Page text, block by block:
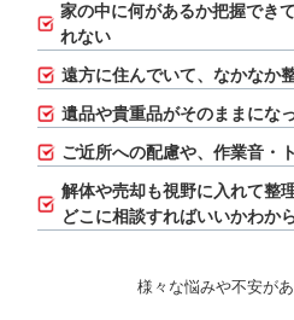
家の中に何があるか把握できて
れない
遠方に住んでいて、なかなか
遺品や貴重品がそのままにな
ご近所への配慮や、作業音・
解体や売却も視野に入れて整
どこに相談すればいいかわか
様々な悩みや不安があ